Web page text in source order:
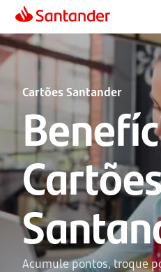
Cartões Santander
Acumule pontos, troque